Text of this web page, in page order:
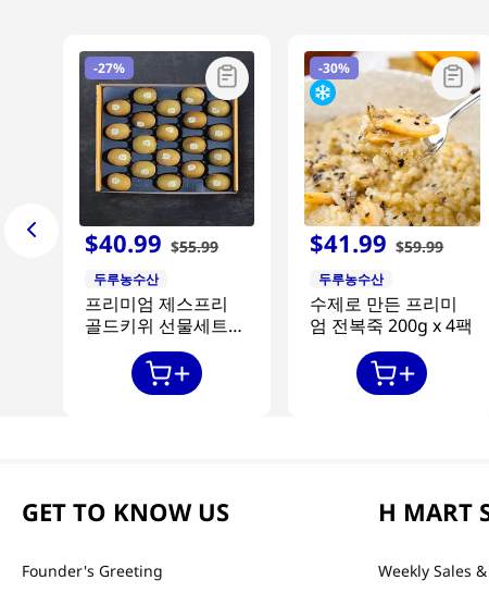
-27%
$40.99 $55.99
두루농수산
프리미엄 제스프리
골드키위 선물세트
-30%
$41.99 $59.99
두루농수산
수제로 만든 프리미
엄 전복죽 200g x 4팩
GET TO KNOW US
Founder's Greeting
H MART
Weekly Sales